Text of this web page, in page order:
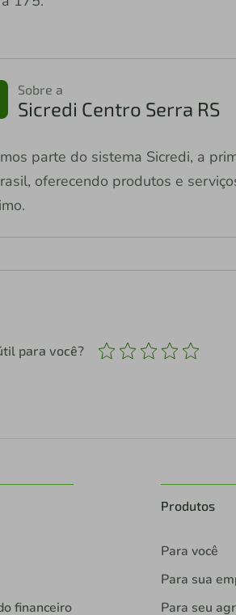
Sobre a
Sicredi Centro Serra RS
parte do sistema Sicredi, a
oferecendo produtos e
para você?
financeiro
Produtos
Para você
Para sua
Para seu